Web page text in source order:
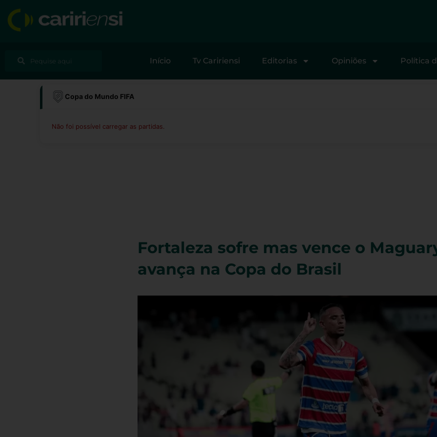
para
Pesquisar
Início Tv Caririensi Editorias Opiniões Política
Copa do Mundo FIFA
Não foi possível carregar as partidas.
Fortaleza sofre mas vence o
avança na Copa do Brasil